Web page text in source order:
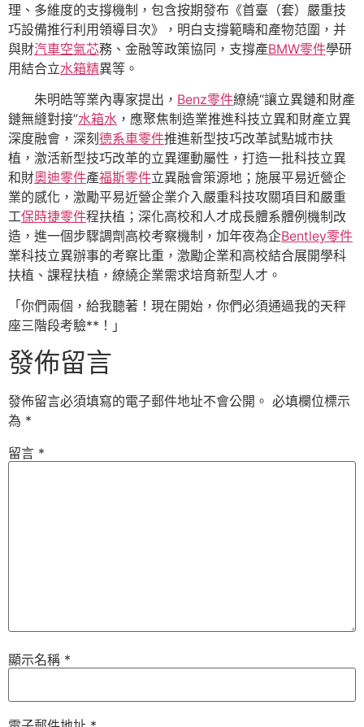
理、多維度的支撐機制，包含按期發布《首臺（套）嚴重技
巧設備推行利用領導目次》，明白支撐範疇和產物范圍，并
與財汽車空氣芯務、金融等政策協同，支撐產BMW零件學研
用結合立水箱精異等。
朱明皓等業內專家提出， Benz零件繚繞“讓立異鏈和財產
鏈無縫對接”水箱水 ，應聚焦制造業推進科技立異和財產立異
深度融會，深刻德系車零件推進新型技巧改革試點城市扶
植，激活新型技巧改革的立異運動屬性，打造一批科技立異
和財奧迪零件產福斯零件立異融會策源地；施展平易近營企
業的感化，激勵平易近營企業介入嚴重科技攻關項目和嚴重
工保時捷零件程扶植；深化高校和人才成長體系體例機制改
造，進一個步驟調劑高校考察機制，加年夜為企Bentley零件
業科技立異辦事的考察比重，激勵企業和高校結合展開學科
扶植、課程扶植，繚繞企業需求培育新型人才。
「你們兩個，給我聽著！現在開始，你們必須通過我的天秤
座三階段考驗**！」
發佈留言
發佈留言必須填寫的電子郵件地址不會公開。 必填欄位標示
為 *
留言 *
顯示名稱 *